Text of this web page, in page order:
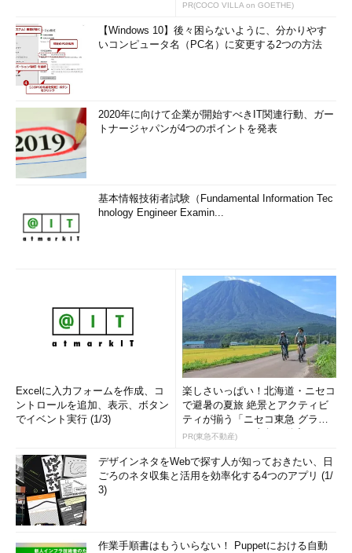
PR(COCO VILLA on GOETHE)
【Windows 10】後々困らないように、分かりやす
いコンピュータ名（PC名）に変更する2つの方法
2020年に向けて企業が開始すべきIT関連行動、ガー
トナージャパンが4つのポイントを発表
基本情報技術者試験（Fundamental Information Tec
hnology Engineer Examin...
Excelに入力フォームを作成、コ
ントロールを追加、表示、ボタン
でイベント実行 (1/3)
楽しさいっぱい！北海道・ニセコ
で避暑の夏旅 絶景とアクティビ
ティが揃う「ニセコ東急 グラ
ン・ヒラフ」～東急不動産
PR(東急不動産)
デザインネタをWebで探す人が知っておきたい、日
ごろのネタ収集と活用を効率化する4つのアプリ (1/
3)
作業手順書はもういらない！ Puppetにおける自動